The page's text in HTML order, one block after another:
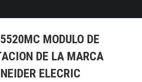
MODULO DE
DE LA MARCA
ELECRIC